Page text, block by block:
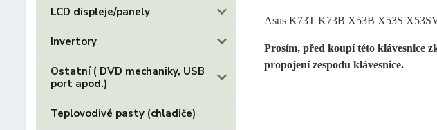
LCD displeje/panely
Invertory
Ostatní ( DVD mechaniky, USB
port apod.)
Teplovodivé pasty (chladiče)
Asus K73T K73B X53B X53S
Prosím, před koupí této klávesnice
propojení zespodu klávesnice.